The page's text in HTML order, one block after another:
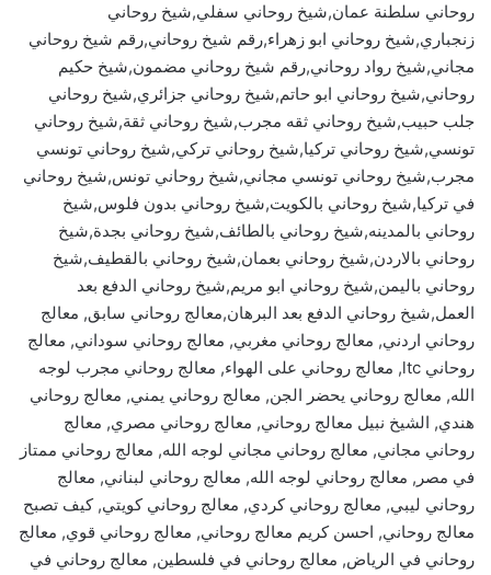
روحاني سلطنة عمان,شيخ روحاني سفلي,شيخ روحاني
زنجباري,شيخ روحاني ابو زهراء,رقم شيخ روحاني,رقم شيخ روحاني
مجاني,شيخ رواد روحاني,رقم شيخ روحاني مضمون,شيخ حكيم
روحاني,شيخ روحاني ابو حاتم,شيخ روحاني جزائري,شيخ روحاني
جلب حبيب,شيخ روحاني ثقه مجرب,شيخ روحاني ثقة,شيخ روحاني
تونسي,شيخ روحاني تركيا,شيخ روحاني تركي,شيخ روحاني تونسي
مجرب,شيخ روحاني تونسي مجاني,شيخ روحاني تونس,شيخ روحاني
في تركيا,شيخ روحاني بالكويت,شيخ روحاني بدون فلوس,شيخ
روحاني بالمدينه,شيخ روحاني بالطائف,شيخ روحاني بجدة,شيخ
روحاني بالاردن,شيخ روحاني بعمان,شيخ روحاني بالقطيف,شيخ
روحاني باليمن,شيخ روحاني ابو مريم,شيخ روحاني الدفع بعد
العمل,شيخ روحاني الدفع بعد البرهان,معالج روحاني سابق, معالج
روحاني اردني, معالج روحاني مغربي, معالج روحاني سوداني, معالج
روحاني ltc, معالج روحاني على الهواء, معالج روحاني مجرب لوجه
الله, معالج روحاني يحضر الجن, معالج روحاني يمني, معالج روحاني
هندي, الشيخ نبيل معالج روحاني, معالج روحاني مصري, معالج
روحاني مجاني, معالج روحاني مجاني لوجه الله, معالج روحاني ممتاز
في مصر, معالج روحاني لوجه الله, معالج روحاني لبناني, معالج
روحاني ليبي, معالج روحاني كردي, معالج روحاني كويتي, كيف تصبح
معالج روحاني, احسن كريم معالج روحاني, معالج روحاني قوي, معالج
روحاني في الرياض, معالج روحاني في فلسطين, معالج روحاني في